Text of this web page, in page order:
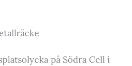
på Södra Cell i